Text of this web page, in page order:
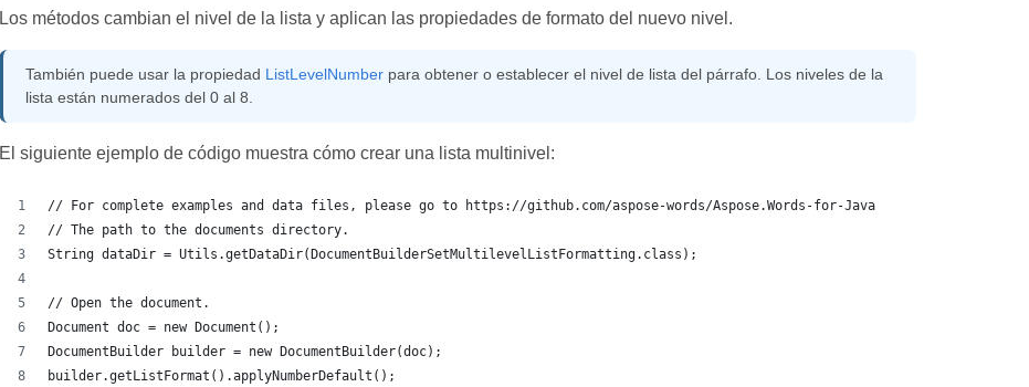
Los métodos cambian el nivel de la lista y aplican las propiedades de formato del nuevo nivel.
También puede usar la propiedad ListLevelNumberpara obtener o establecer el nivel de lista del párrafo. Los niveles de la
lista están numerados del 0 al 8.
El siguiente ejemplo de código muestra cómo crear una lista multinivel:
// For complete examples and data files, please go to https://github.com/aspose-words/Aspose.Words-for-Java
// The path to the documents directory.
String dataDir = Utils.getDataDir(DocumentBuilderSetMultilevelListFormatting.class);
// Open the document.
Document doc = new Document();
DocumentBuilder builder = new DocumentBuilder(doc);
builder.getListFormat().applyNumberDefault();